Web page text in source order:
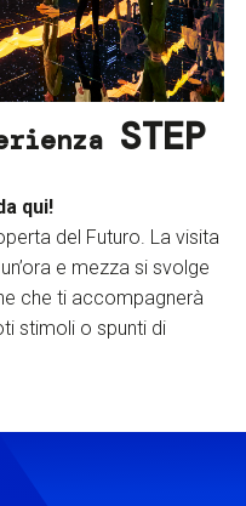
STEP
qui!
del Futuro. La visita
e mezza si svolge
che ti accompagnerà
stimoli o spunti di